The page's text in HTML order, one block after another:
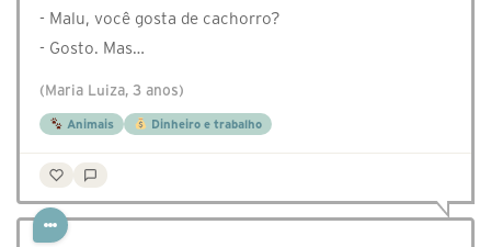
- Malu, você gosta de cachorro?
- Gosto. Mas…
(Maria Luiza, 3 anos)
Animais Dinheiro e trabalho